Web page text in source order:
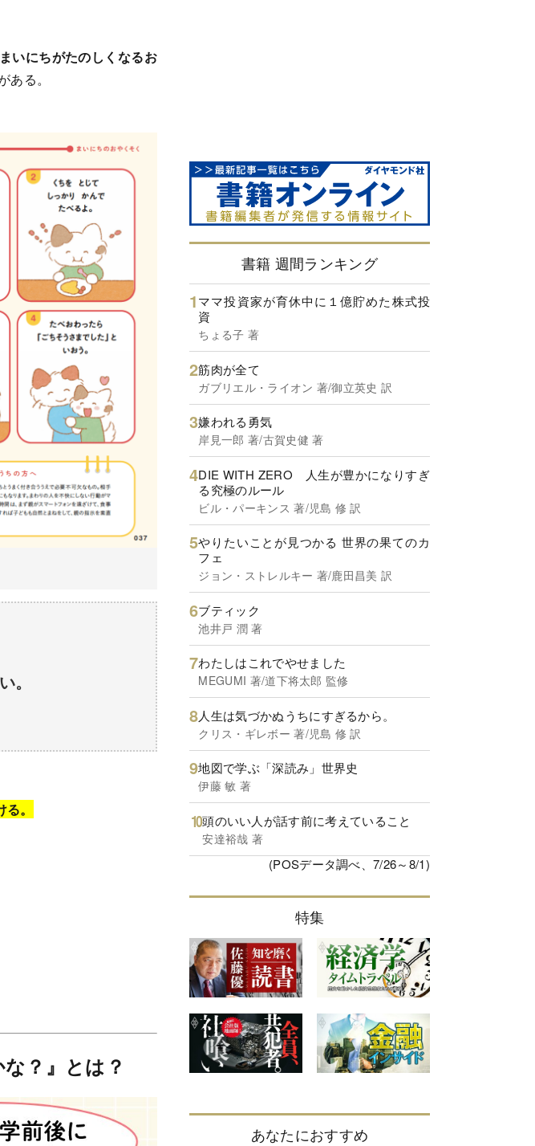
まいにちがたのしくなるお
ある。
。
？』とは？
書籍 週間ランキング
ママ投資家が育休中に１億貯めた株式投
資
ちょる子 著
筋肉が全て
ガブリエル・ライオン 著/御立英史 訳
嫌われる勇気
岸見一郎 著/古賀史健 著
DIE WITH ZERO 人生が豊かになりすぎ
る究極のルール
ビル・パーキンス 著/児島 修 訳
やりたいことが見つかる 世界の果てのカ
フェ
ジョン・ストレルキー 著/鹿田昌美 訳
ブティック
池井戸 潤 著
わたしはこれでやせました
MEGUMI 著/道下将太郎 監修
人生は気づかぬうちにすぎるから。
クリス・ギレボー 著/児島 修 訳
地図で学ぶ「深読み」世界史
伊藤 敏 著
頭のいい人が話す前に考えていること
安達裕哉 著
(POSデータ調べ、7/26～8/1)
特集
あなたにおすすめ